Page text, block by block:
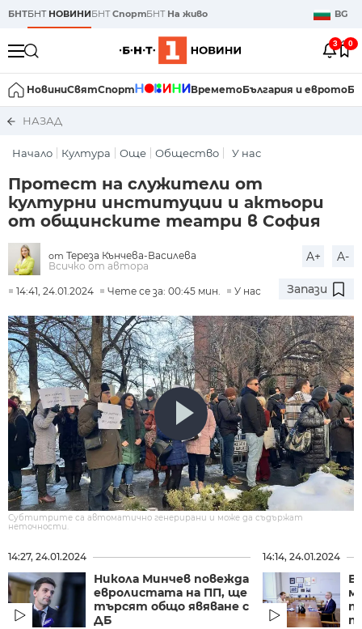
БНТБНТ НОВИНИБНТСпортБНТ На живо BG
3 0
НовиниСвятСпорт ВреметоБългария и еврото
НАЗАД
Начало Култура Още Общество У нас
Протест на служители от
културни институции и актьори
от общинските театри в София
от Тереза Кънчева-Василева
Всичко от автора
A+ A-
14:41, 24.01.2024 Чете се за: 00:45 мин. У нас Запази
Субтитрите са автоматично генерирани и може да съдържат
неточности.
14:27, 24.01.2024
Никола Минчев повежда
евролистата на ПП, ще
търсят общо явяване с
ДБ
14:14, 24.01.2024